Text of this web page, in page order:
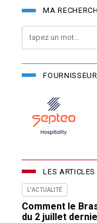
MA
LES
L'ACTUALITÉ
Comment le
du 2 juillet